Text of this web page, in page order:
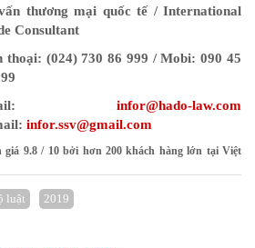
thương mại quốc tế / International
Consultant
thoại: (024) 730 86 999 / Mobi: 090 45
infor@hado-law.com
infor.ssv@gmail.com
giá 9.8/ 10 bởi hơn 200 khách hàng lớn tại Việt
luật 2019